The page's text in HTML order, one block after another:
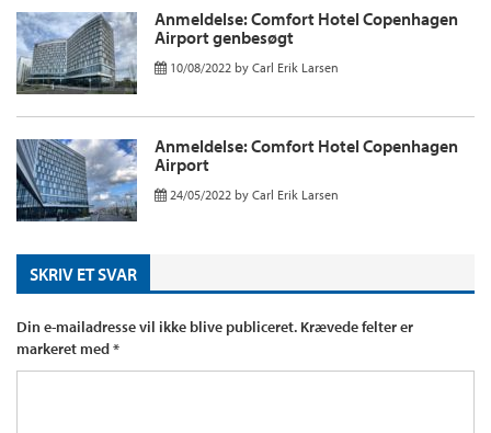
Anmeldelse: Comfort Hotel Copenhagen
Airport genbesøgt
10/08/2022 by Carl Erik Larsen
Anmeldelse: Comfort Hotel Copenhagen
Airport
24/05/2022 by Carl Erik Larsen
SKRIV ET SVAR
Din e-mailadresse vil ikke blive publiceret. Krævede felter er
markeret med*